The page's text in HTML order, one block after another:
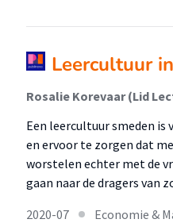
Leercultuur
Een leercultuur smeden
en ervoor te zorgen dat
worstelen echter met de
gaan naar de dragers van
2020-07
Economie &